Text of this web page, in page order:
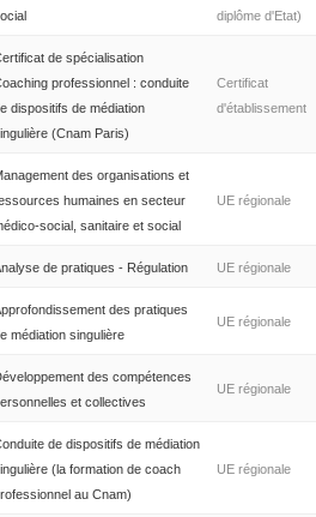
diplôme d'Etat)
de spécialisation
professionnel : conduite
dispositifs de médiation
(Cnam Paris)
Certificat
d'établissement
des organisations et
humaines en secteur
social, sanitaire et social
UE régionale
de pratiques - Régulation UE régionale
des pratiques
médiation singulière
UE régionale
des compétences
et collectives
UE régionale
de dispositifs de médiation
(la formation de coach
au Cnam)
UE régionale